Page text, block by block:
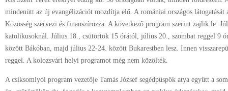
mindenütt az új evangélizációt mozdítja elő. A romániai országos látogatását
Közösség szervezi és finanszírozza. A következő program szerint zajlik le:
katolikusoknál. Július 18., csütörtök 15 órától, július 20., szombat reggel 9
között Bákóban, majd július 22-24. között Bukarestben lesz. Innen
reggel. A kolozsvári helyi programot még nem közölték.
A csíksomlyói program vezetője Tamás József segédpüspök atya együtt a